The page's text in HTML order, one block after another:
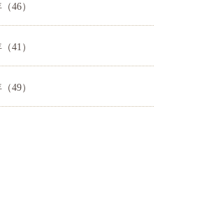
46）
41）
49）